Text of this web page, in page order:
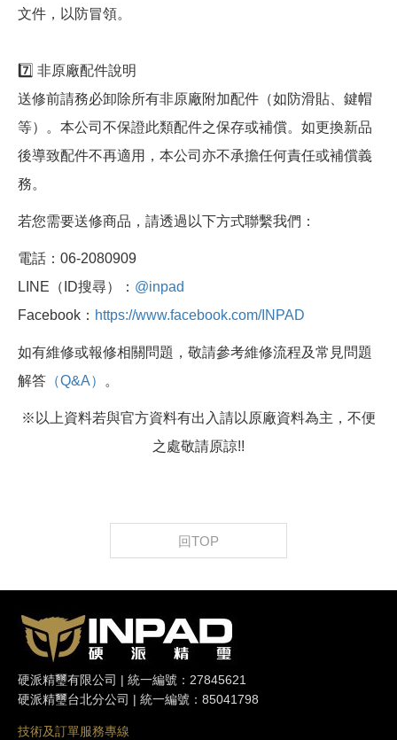
文件，以防冒領。
7️⃣ 非原廠配件說明
送修前請務必卸除所有非原廠附加配件（如防滑貼、鍵帽
等）。本公司不保證此類配件之保存或補償。如更換新品
後導致配件不再適用，本公司亦不承擔任何責任或補償義
務。
若您需要送修商品，請透過以下方式聯繫我們：
電話：06-2080909
LINE（ID搜尋）： @inpad
Facebook： https://www.facebook.com/INPAD
如有維修或報修相關問題，敬請參考維修流程及常見問題
解答 （Q&A） 。
※以上資料若與官方資料有出入請以原廠資料為主，不便
之處敬請原諒!!
回TOP
硬派精璽有限公司 | 統一編號：27845621
硬派精璽台北分公司 | 統一編號：85041798
技術及訂單服務專線